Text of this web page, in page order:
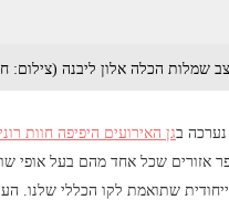
שמלות הכלה אלון ליבנה (צילום:
נערכה בגן האירועים היפיפה חוות
אזורים שכל אחד מהם בעל אופי
שתואמת לקו הכללי שלנו.